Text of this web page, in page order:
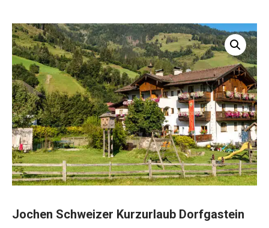
Jochen Schweizer Kurzurlaub Dorfgastein